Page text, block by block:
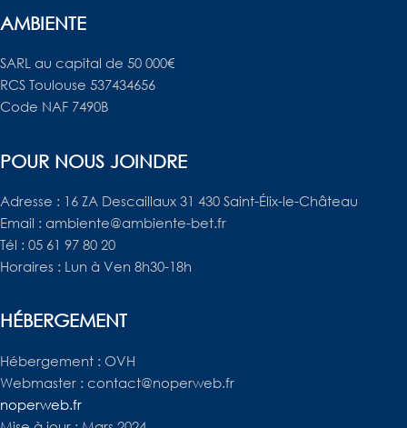
AMBIENTE
SARL au capital de 50 000€
RCS Toulouse 537434656
Code NAF 7490B
POUR NOUS JOINDRE
Adresse : 16 ZA Descaillaux 31 430 Saint-Élix-le-Château
Email : ambiente@ambiente-bet.fr
Tél : 05 61 97 80 20
Horaires : Lun à Ven 8h30-18h
HÉBERGEMENT
Hébergement : OVH
Webmaster : contact@noperweb.fr
noperweb.fr